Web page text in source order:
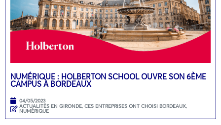
NUMÉRIQUE : HOLBERTON SCHOOL OUVRE SON 6ÈME
CAMPUS À BORDEAUX
04/05/2023
ACTUALITÉS EN GIRONDE, CES ENTREPRISES ONT CHOISI BORDEAUX,
NUMÉRIQUE